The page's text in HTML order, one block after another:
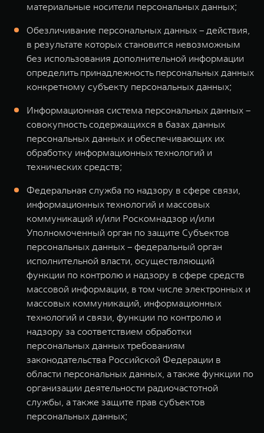
материальные носители персональных данных;
Обезличивание персональных данных – действия,
в результате которых становится невозможным
без использования дополнительной информации
определить принадлежность персональных данных
конкретному субъекту персональных данных;
Информационная система персональных данных –
совокупность содержащихся в базах данных
персональных данных и обеспечивающих их
обработку информационных технологий и
технических средств;
Федеральная служба по надзору в сфере связи,
информационных технологий и массовых
коммуникаций и/или Роскомнадзор и/или
Уполномоченный орган по защите Субъектов
персональных данных – федеральный орган
исполнительной власти, осуществляющий
функции по контролю и надзору в сфере средств
массовой информации, в том числе электронных и
массовых коммуникаций, информационных
технологий и связи, функции по контролю и
надзору за соответствием обработки
персональных данных требованиям
законодательства Российской Федерации в
области персональных данных, а также функции по
организации деятельности радиочастотной
службы, а также защите прав субъектов
персональных данных;